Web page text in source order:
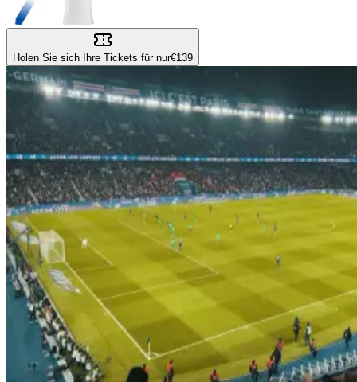
Holen Sie sich Ihre Tickets für nur€139